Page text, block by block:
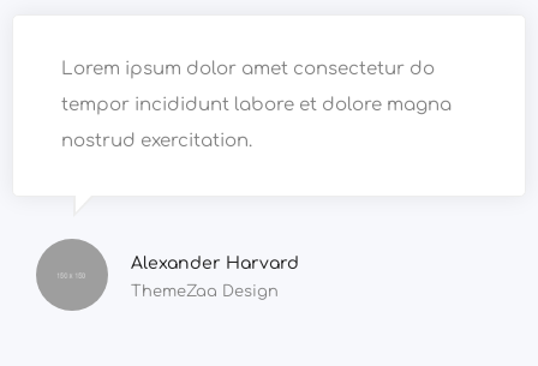
Lorem ipsum dolor amet consectetur do
tempor incididunt labore et dolore magna
nostrud exercitation.
Alexander Harvard
ThemeZaa Design